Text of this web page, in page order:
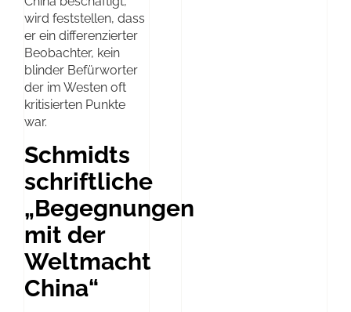
wird feststellen, dass
er ein differenzierter
Beobachter, kein
blinder Befürworter
der im Westen oft
kritisierten Punkte
war.
Schmidts
schriftliche
„Begegnungen
mit der
Weltmacht
China“